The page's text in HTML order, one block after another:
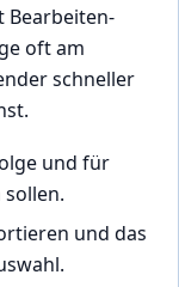
Bearbeiten-
oft am
schneller
und für
und das